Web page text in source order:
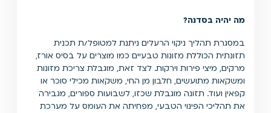
מה יהיה בסדנה?
במסגרת תהליך ניקוי הרעלים ניתנת למטופל/ת תכנית
תזונתית הכוללת מזונות טבעיים כמו מוצרים על בסיס אורז,
מרקים, מיצי פירות וירקות. לצד זאת, מוגבלת צריכת מזונות
ומשקאות מתועשים, חלבון מן החי, משקאות מכילי סוכר או
קפאין ועוד. תזונה מוגבלת שכזו, לשבועות ספורים, מגבירה
את תהליכי הפינוי הטבעי, מפחיתה את העומס על מערכת